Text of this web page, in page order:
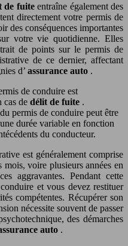
de fuite entraîne également des
directement votre permis de
des conséquences importantes
votre vie quotidienne. Elles
de points sur le permis de
de ce dernier, affectant
d’ assurance auto .
de conduire est
cas de délit de fuite .
permis de conduire peut être
durée variable en fonction
du conducteur.
est généralement comprise
mois, voire plusieurs années en
aggravantes. Pendant cette
et vous devez restituer
compétentes. Récupérer son
nécessite souvent de passer
des démarches
auto .